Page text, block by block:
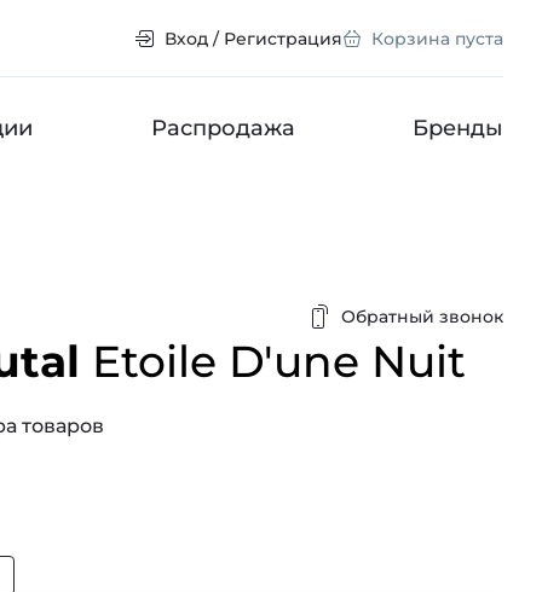
Вход / Регистрация Корзина пуста
Распродажа Бренды
Обратный звонок
Etoile D'une Nuit
товаров